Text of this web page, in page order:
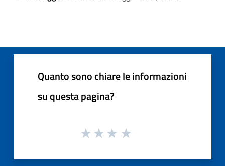
Quanto sono chiare le informazioni
su questa pagina?